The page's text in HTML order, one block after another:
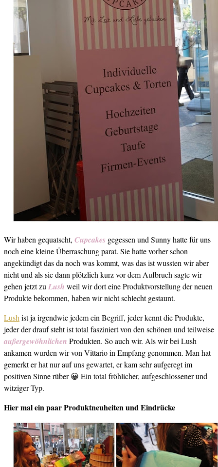
Wir haben gequatscht, Cupcakes gegessen und Sunny hatte für uns
noch eine kleine Überraschung parat. Sie hatte vorher schon
angekündigt das da noch was kommt, was das ist wussten wir aber
nicht und als sie dann plötzlich kurz vor dem Aufbruch sagte wir
gehen jetzt zu Lush weil wir dort eine Produktvorstellung der neuen
Produkte bekommen, haben wir nicht schlecht gestaunt.
Lush ist ja irgendwie jedem ein Begriff, jeder kennt die Produkte,
jeder der drauf steht ist total fasziniert von den schönen und teilweise
außergewöhnlichen Produkten. So auch wir. Als wir bei Lush
ankamen wurden wir von Vittario in Empfang genommen. Man hat
gemerkt er hat nur auf uns gewartet, er kam sehr aufgeregt im
positiven Sinne rüber 😀 Ein total fröhlicher, aufgeschlossener und
witziger Typ.
Hier mal ein paar Produktneuheiten und Eindrücke